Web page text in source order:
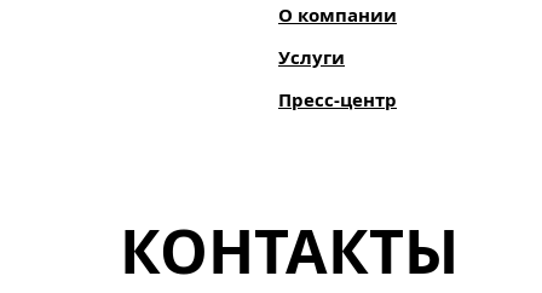
О компании
Услуги
Пресс-центр
КОНТАКТЫ